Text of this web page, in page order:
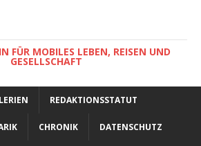
FÜR MOBILES LEBEN, REISEN UND
GESELLSCHAFT
REDAKTIONSSTATUT
CHRONIK DATENSCHUTZ